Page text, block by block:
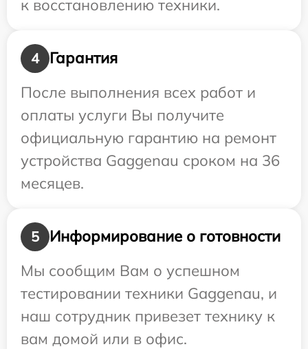
к восстановлению техники.
4
Гарантия
После выполнения всех работ и
оплаты услуги Вы получите
официальную гарантию на ремонт
устройства Gaggenau сроком на 36
месяцев.
5
Информирование о готовности
Мы сообщим Вам о успешном
тестировании техники Gaggenau, и
наш сотрудник привезет технику к
вам домой или в офис.